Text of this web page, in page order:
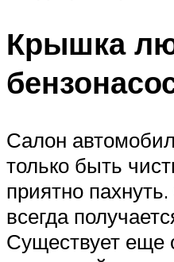
Крышка
Салон
только быть
приятно
всегда
Существует еще